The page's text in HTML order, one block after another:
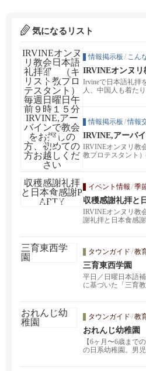
気になるリスト
情報掲示板 / こん
IRVINEオンヌ
リスト教プロテ
前９時１５分か
Irvineで日本語礼拝
人、中国人も着た
情報掲示板 /情報
IRVINE,アーバ
方、初めての方
IRVINEオンヌリ教
教プロテスタント
イベント情報 /季
収穫感謝礼拝と
IRVINEオンヌリ教
謝礼拝と日本食感
タウンガイド /教
三育東西学園
平日／日曜日本語
に基づいた「三育
タウンガイド /教
おれんじ幼稚園
【6ヶ月〜6歳まで
の日系幼稚園。男